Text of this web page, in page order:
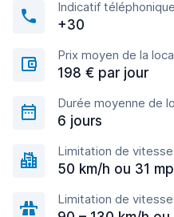
Indicatif téléphonique
+30
Prix moyen de la
198 € par jour
Durée moyenne de
6 jours
Limitation de
50 km/h ou 31
Limitation de